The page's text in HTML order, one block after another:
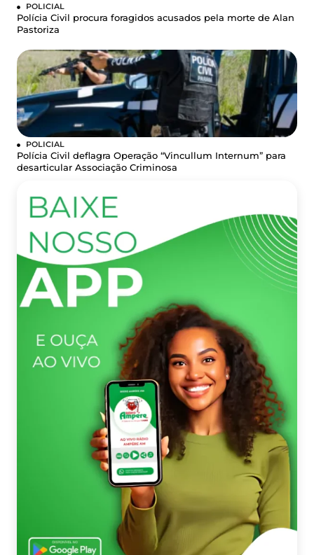
POLICIAL
Polícia Civil procura foragidos acusados pela morte de Alan
Pastoriza
POLICIAL
Polícia Civil deflagra Operação “Vincullum Internum” para
desarticular Associação Criminosa